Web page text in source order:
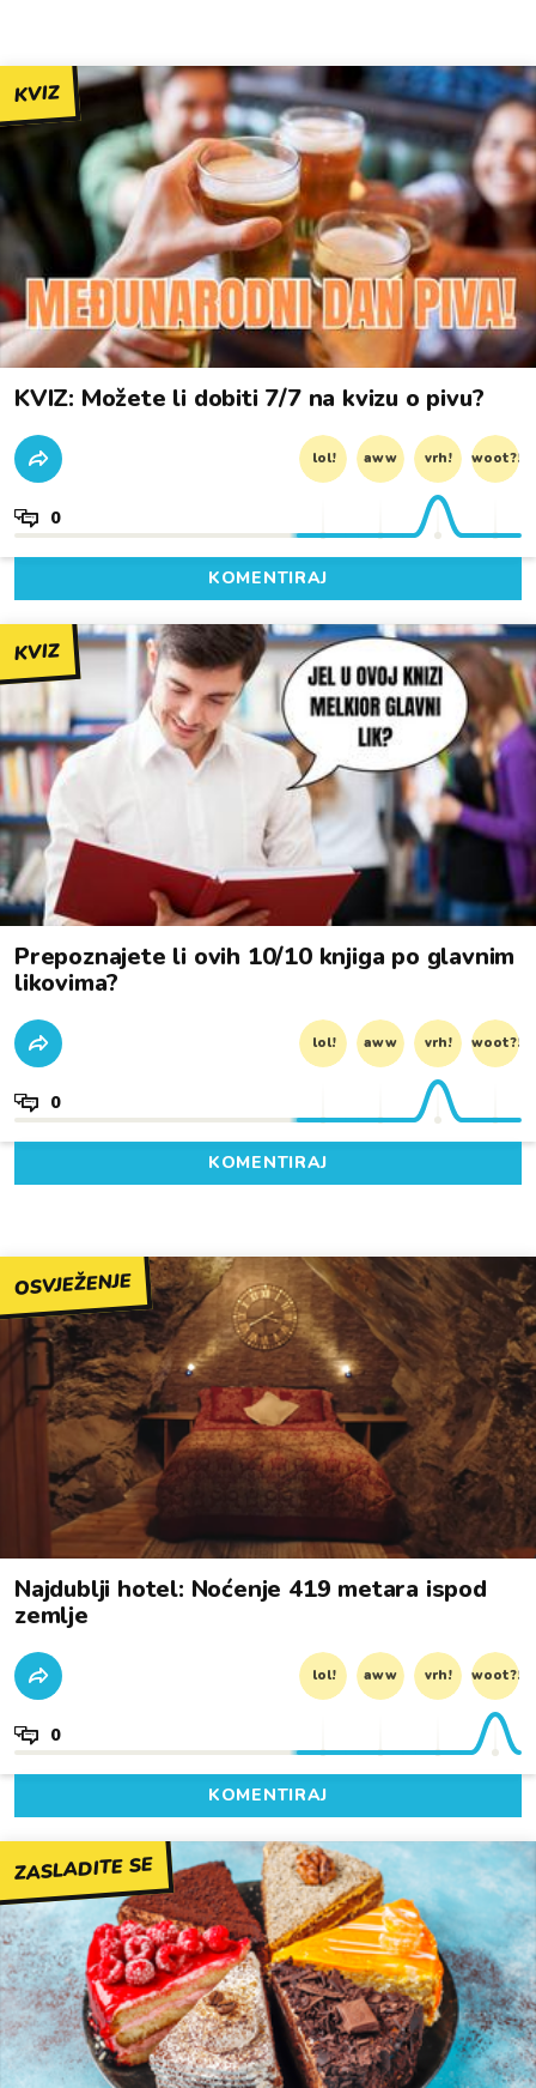
KVIZ
KVIZ: Možete li dobiti 7/7 na kvizu o pivu?
lol! aww vrh! woot?!
0
KOMENTIRAJ
KVIZ
Prepoznajete li ovih 10/10 knjiga po glavnim
likovima?
lol! aww vrh! woot?!
0
KOMENTIRAJ
OSVJEŽENJE
Najdublji hotel: Noćenje 419 metara ispod
zemlje
lol! aww vrh! woot?!
0
KOMENTIRAJ
ZASLADITE SE